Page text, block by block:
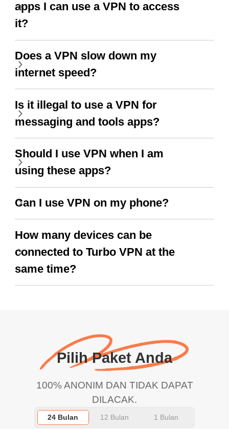
apps I can use a VPN to access
it?
Does a VPN slow down my
internet speed?
Is it illegal to use a VPN for
messaging and tools apps?
Should I use VPN when I am
using these apps?
Can I use VPN on my phone?
How many devices can be
connected to Turbo VPN at the
same time?
Pilih Paket Anda
100% ANONIM DAN TIDAK DAPAT
DILACAK.
24 Bulan 12 Bulan 1 Bulan